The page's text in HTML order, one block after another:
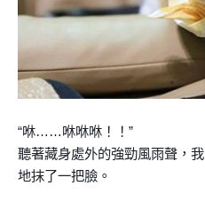
“咻……咻咻咻！！ ”
聽著藏身處外的強勁風雨聲，
地抹了一把臉。